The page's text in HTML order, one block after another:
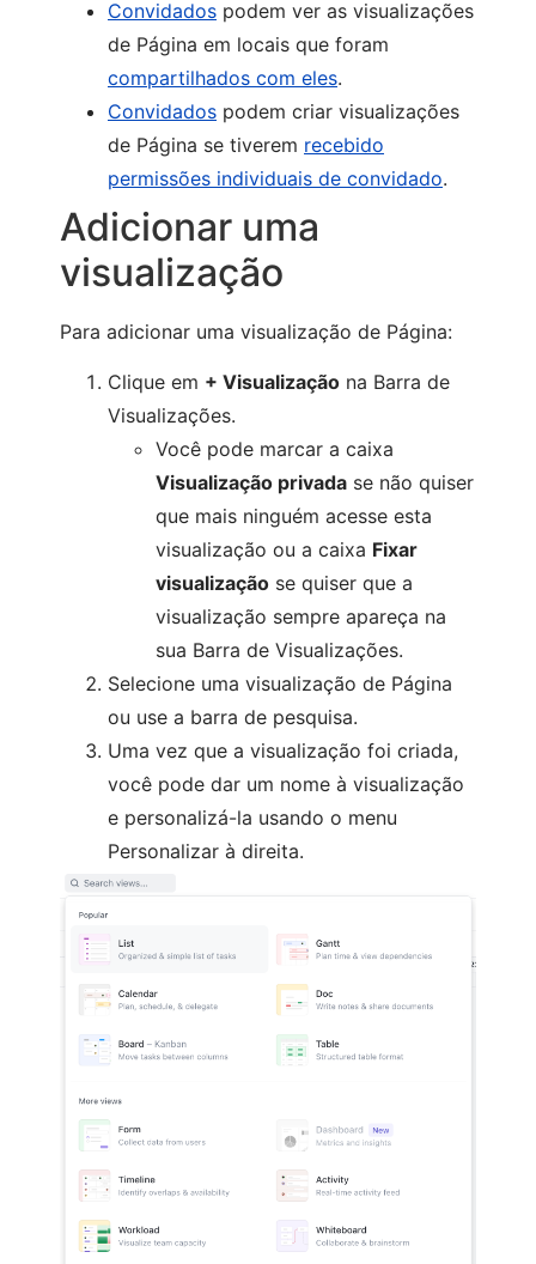
Convidados podem ver as visualizações
de Página em locais que foram
compartilhados com eles.
Convidados podem criar visualizações
de Página se tiverem recebido
permissões individuais de convidado.
Adicionar uma
visualização
Para adicionar uma visualização de Página:
Clique em + Visualização na Barra de
Visualizações.
Você pode marcar a caixa
Visualização privada se não quiser
que mais ninguém acesse esta
visualização ou a caixa Fixar
visualização se quiser que a
visualização sempre apareça na
sua Barra de Visualizações.
Selecione uma visualização de Página
ou use a barra de pesquisa.
Uma vez que a visualização foi criada,
você pode dar um nome à visualização
e personalizá-la usando o menu
Personalizar à direita.